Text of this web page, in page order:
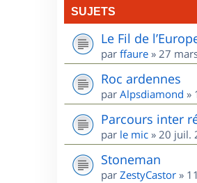
SUJETS
Le Fil de
par ffaure » 27
Roc ardennes
par Alpsdiamond »
Parcours inter
par le mic » 20 juil.
Stoneman
par ZestyCastor »